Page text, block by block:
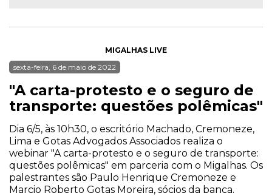
MIGALHAS LIVE
sexta-feira, 6 de maio de 2022
"A carta-protesto e o seguro de
transporte: questões polêmicas"
Dia 6/5, às 10h30, o escritório Machado, Cremoneze,
Lima e Gotas Advogados Associados realiza o
webinar "A carta-protesto e o seguro de transporte:
questões polêmicas" em parceria com o Migalhas. Os
palestrantes são Paulo Henrique Cremoneze e
Marcio Roberto Gotas Moreira, sócios da banca.